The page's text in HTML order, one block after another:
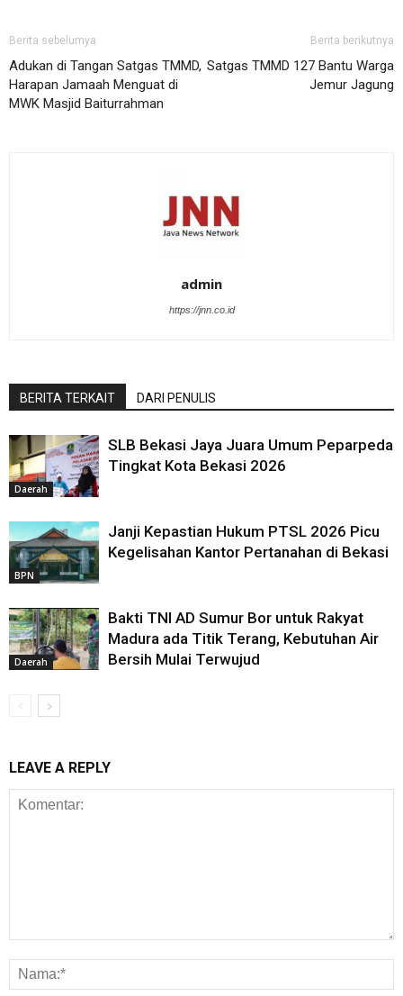
Berita sebelumya
Adukan di Tangan Satgas TMMD,
Harapan Jamaah Menguat di
MWK Masjid Baiturrahman
Berita berikutnya
Satgas TMMD 127 Bantu Warga
Jemur Jagung
admin
https://jnn.co.id
BERITA TERKAIT DARI PENULIS
Daerah
SLB Bekasi Jaya Juara Umum Peparpeda
Tingkat Kota Bekasi 2026
BPN
Janji Kepastian Hukum PTSL 2026 Picu
Kegelisahan Kantor Pertanahan di Bekasi
Daerah
Bakti TNI AD Sumur Bor untuk Rakyat
Madura ada Titik Terang, Kebutuhan Air
Bersih Mulai Terwujud
LEAVE A REPLY